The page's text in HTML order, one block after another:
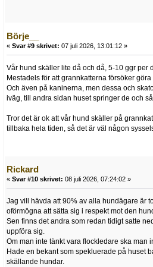
Börje__
« Svar #9 skrivet: 07 juli 2026, 13:01:12 »
Vår hund skäller lite då och då, 5-10 ggr per
Mestadels för att grannkatterna försöker
Och även på kaninerna, men dessa och
iväg, till andra sidan huset springer de och
Tror det är ok att vår hund skäller på
tillbaka hela tiden, så det är väl någon
Rickard
« Svar #10 skrivet: 08 juli 2026, 07:24:02 »
Jag vill hävda att 90% av alla hundägare är
oförmögna att sätta sig i respekt mot den
Sen finns det andra som redan tidigt satte
uppföra sig.
Om man inte tänkt vara flockledare ska man
Hade en bekant som spekluerade på huset
skällande hundar.